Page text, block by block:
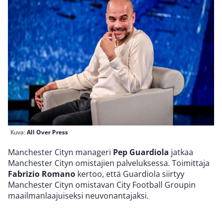
Kuva:All Over Press
Manchester Cityn manageri Pep Guardiola jatkaa
Manchester Cityn omistajien palveluksessa. Toimittaja
Fabrizio Romano kertoo, että Guardiola siirtyy
Manchester Cityn omistavan City Football Groupin
maailmanlaajuiseksi neuvonantajaksi.